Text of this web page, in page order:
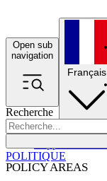
Open sub
navigation
Recherche
POLICY AREAS
Français
POLITIQUE